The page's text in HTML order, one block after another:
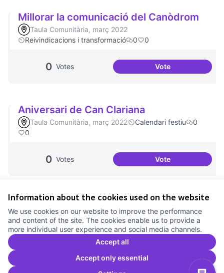
Information about the cookies used on the website
We use cookies on our website to improve the performance
and content of the site. The cookies enable us to provide a
more individual user experience and social media channels.
Accept all
Accept only essential
Millorar la comunicació del Canòdrom
Taula Comunitària, març 2022
Reivindicacions i transformació
0 0
0 Votes VoteMillorar la
Aniversari de Can Clariana
Taula Comunitària, març 2022 Calendari festiu
0
0
0 Votes VoteAniversari de Can
Cookie settings
Comunitat Canòdrom at Facebook
(External link)
Comunitat Canòdrom at Instagram
(External link)
Comunitat Canòdrom at YouTube
(External link)
English
Triar la llenguaElegir el idiomaChoose language